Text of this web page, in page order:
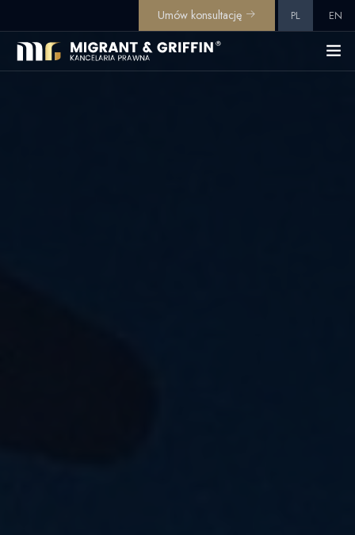
Umów konsultację PL EN